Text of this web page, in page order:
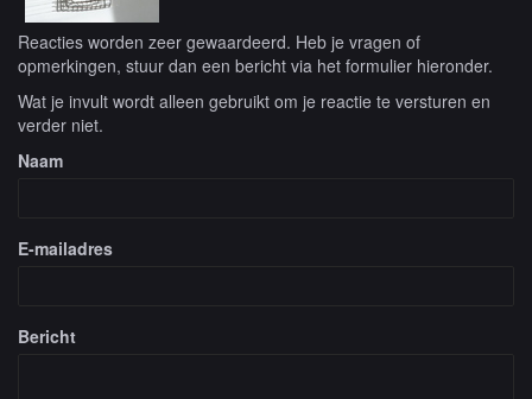
Reacties worden zeer gewaardeerd. Heb je vragen of
opmerkingen, stuur dan een bericht via het formulier hieronder.
Wat je invult wordt alleen gebruikt om je reactie te versturen en
verder niet.
Naam
E-mailadres
Bericht